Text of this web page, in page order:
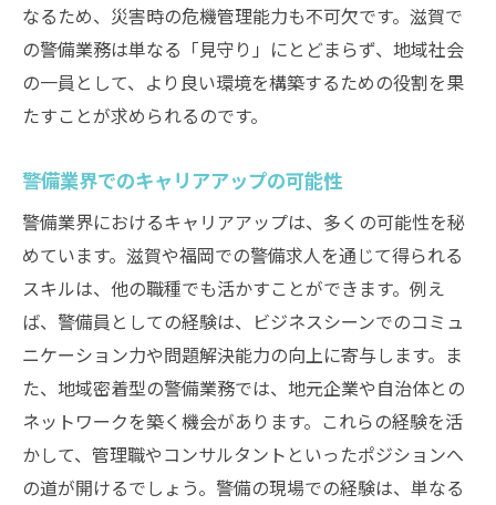
なるため、災害時の危機管理能力も不可欠です。滋賀で
の警備業務は単なる「見守り」にとどまらず、地域社会
の一員として、より良い環境を構築するための役割を果
たすことが求められるのです。
警備業界でのキャリアアップの可能性
警備業界におけるキャリアアップは、多くの可能性を秘
めています。滋賀や福岡での警備求人を通じて得られる
スキルは、他の職種でも活かすことができます。例え
ば、警備員としての経験は、ビジネスシーンでのコミュ
ニケーション力や問題解決能力の向上に寄与します。ま
た、地域密着型の警備業務では、地元企業や自治体との
ネットワークを築く機会があります。これらの経験を活
かして、管理職やコンサルタントといったポジションへ
の道が開けるでしょう。警備の現場での経験は、単なる